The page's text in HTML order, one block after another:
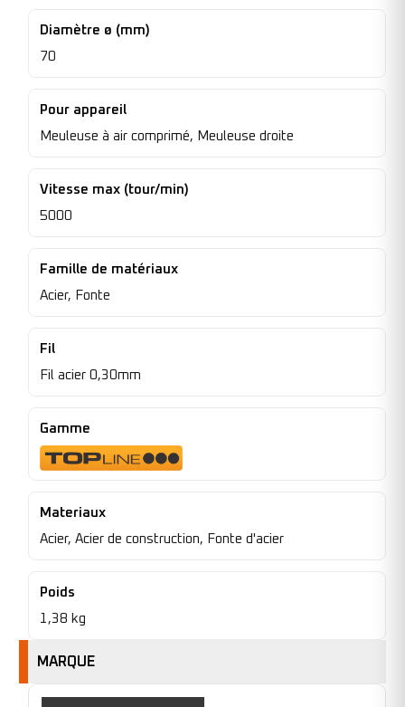
Diamètre ø (mm)
70
Pour appareil
Meuleuse à air comprimé, Meuleuse droite
Vitesse max (tour/min)
5000
Famille de matériaux
Acier, Fonte
Fil
Fil acier 0,30mm
Gamme
Materiaux
Acier, Acier de construction, Fonte d'acier
Poids
1,38 kg
MARQUE